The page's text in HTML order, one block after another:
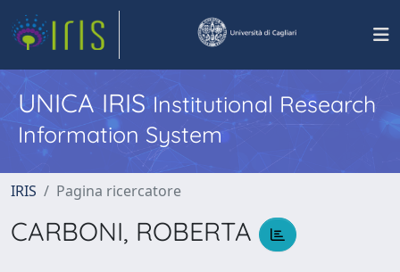
UNICA IRISInstitutional Research
Information System
IRIS Pagina ricercatore
CARBONI, ROBERTA